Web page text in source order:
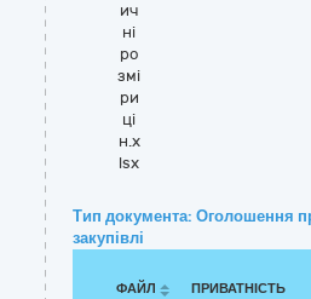
ич
ні
ро
змі
ри
ці
н.x
lsx
Тип документа: Оголошення
закупівлі
ФАЙЛ ПРИВАТНІСТЬ